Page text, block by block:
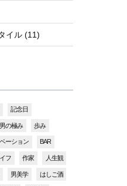
イル (11)
記念日
男の極み 歩み
ーション BAR
フ 作家 人生観
男美学 はしご酒